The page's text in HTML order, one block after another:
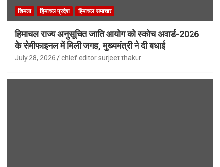
शिमला हिमाचल प्रदेश हिमाचल समाचार
हिमाचल राज्य अनुसूचित जाति आयोग को स्कोच अवार्ड-2026
के सेमीफाइनल में मिली जगह, मुख्यमंत्री ने दी बधाई
July 28, 2026 chief editor surjeet thakur